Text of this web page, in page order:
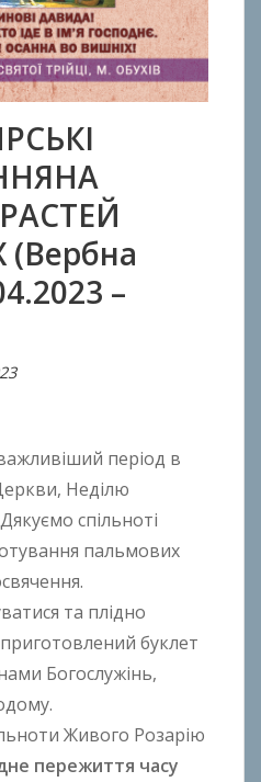
–
В
A
n
n
B
o
k
h
o
n
період в
Неділю
спільноті
пальмових
та плідно
буклет
Богослужінь,
Живого Розарію
пережиття часу